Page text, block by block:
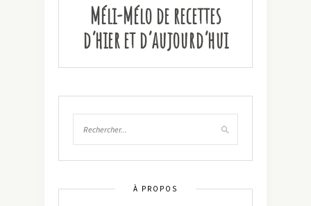
Méli-Mélo de recettes
d’hier et d’aujourd’hui
À PROPOS